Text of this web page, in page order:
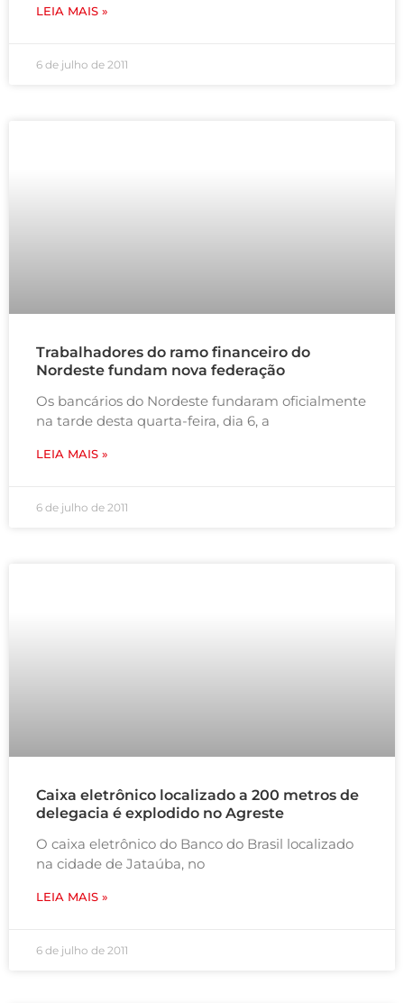
LEIA MAIS »
6 de julho de 2011
Trabalhadores do ramo financeiro do
Nordeste fundam nova federação
Os bancários do Nordeste fundaram oficialmente
na tarde desta quarta-feira, dia 6, a
LEIA MAIS »
6 de julho de 2011
Caixa eletrônico localizado a 200 metros de
delegacia é explodido no Agreste
O caixa eletrônico do Banco do Brasil localizado
na cidade de Jataúba, no
LEIA MAIS »
6 de julho de 2011